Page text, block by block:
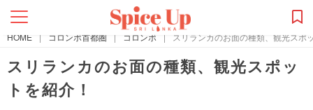
HOME | コロンボ首都圏 | コロンボ | スリランカのお面の種類、観光スポ
スリランカのお面の種類、観光スポッ
トを紹介！